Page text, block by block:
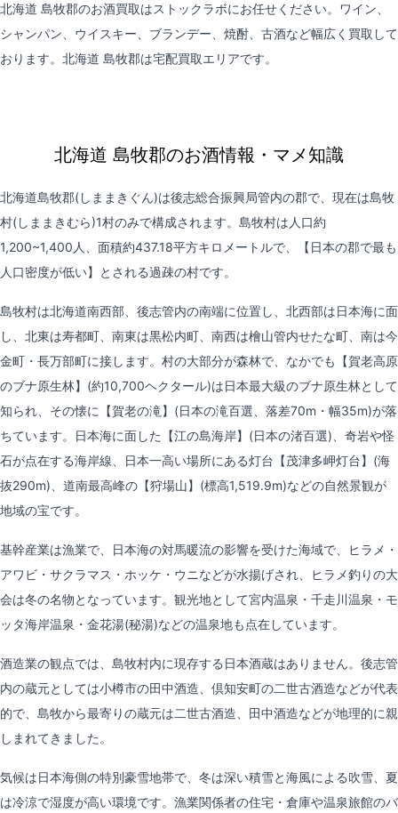
北海道 島牧郡のお酒買取はストックラボにお任せください。ワイン、
シャンパン、ウイスキー、ブランデー、焼酎、古酒など幅広く買取して
おります。北海道 島牧郡は宅配買取エリアです。
北海道 島牧郡のお酒情報・マメ知識
北海道島牧郡(しままきぐん)は後志総合振興局管内の郡で、現在は島牧
村(しままきむら)1村のみで構成されます。島牧村は人口約
1,200~1,400人、面積約437.18平方キロメートルで、【日本の郡で最も
人口密度が低い】とされる過疎の村です。
島牧村は北海道南西部、後志管内の南端に位置し、北西部は日本海に面
し、北東は寿都町、南東は黒松内町、南西は檜山管内せたな町、南は今
金町・長万部町に接します。村の大部分が森林で、なかでも【賀老高原
のブナ原生林】(約10,700ヘクタール)は日本最大級のブナ原生林として
知られ、その懐に【賀老の滝】(日本の滝百選、落差70m・幅35m)が落
ちています。日本海に面した【江の島海岸】(日本の渚百選)、奇岩や怪
石が点在する海岸線、日本一高い場所にある灯台【茂津多岬灯台】(海
抜290m)、道南最高峰の【狩場山】(標高1,519.9m)などの自然景観が
地域の宝です。
基幹産業は漁業で、日本海の対馬暖流の影響を受けた海域で、ヒラメ・
アワビ・サクラマス・ホッケ・ウニなどが水揚げされ、ヒラメ釣りの大
会は冬の名物となっています。観光地として宮内温泉・千走川温泉・モ
ッタ海岸温泉・金花湯(秘湯)などの温泉地も点在しています。
酒造業の観点では、島牧村内に現存する日本酒蔵はありません。後志管
内の蔵元としては小樽市の田中酒造、倶知安町の二世古酒造などが代表
的で、島牧から最寄りの蔵元は二世古酒造、田中酒造などが地理的に親
しまれてきました。
気候は日本海側の特別豪雪地帯で、冬は深い積雪と海風による吹雪、夏
は冷涼で湿度が高い環境です。漁業関係者の住宅・倉庫や温泉旅館のバ